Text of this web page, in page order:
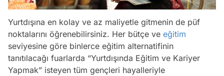
Yurtdışına en kolay ve az maliyetle gitmenin de püf
noktalarını öğrenebilirsiniz. Her bütçe ve eğitim
seviyesine göre binlerce eğitim alternatifinin
tanıtılacağı fuarlarda “Yurtdışında Eğitim ve Kariyer
Yapmak” isteyen tüm gençleri hayalleriyle